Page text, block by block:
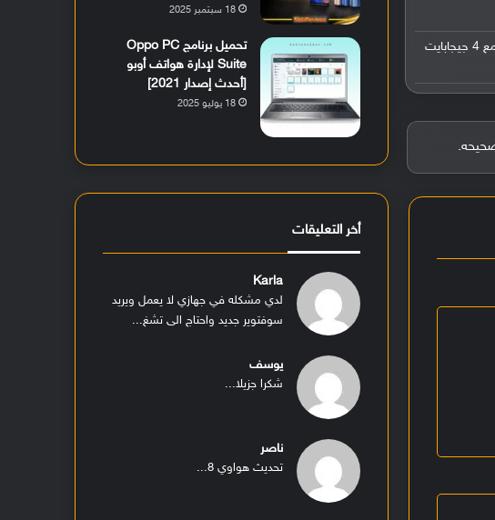
في السوق الهندي: 126 دولار لإصدار 64 جيجابايت مع 4 جيجابايت رام و140 دولار لإصدار 128 جيجابايت مع 4 جيجابايت
18 سبتمبر 2025
تحميل برنامج Oppo PC
Suite لإدارة هواتف أوبو
[أحدث إصدار 2021]
18 يوليو 2025
أخر التعليقات
Karla
لدي مشكله في جهازي لا يعمل ويريد
سوفتوير جديد واحتاج الى تشغ...
يوسف
شكرا جزيلا...
ناصر
تحديث هواوي 8...